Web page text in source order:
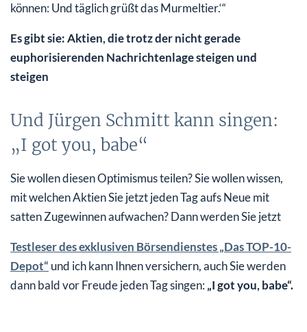
können: Und täglich grüßt das Murmeltier.‘“
Es gibt sie: Aktien, die trotz der nicht gerade
euphorisierenden Nachrichtenlage steigen und
steigen
Und Jürgen Schmitt kann singen:
„I got you, babe“
Sie wollen diesen Optimismus teilen? Sie wollen wissen,
mit welchen Aktien Sie jetzt jeden Tag aufs Neue mit
satten Zugewinnen aufwachen? Dann werden Sie jetzt
Testleser des exklusiven Börsendienstes „Das TOP-10-
Depot“ und ich kann Ihnen versichern, auch Sie werden
dann bald vor Freude jeden Tag singen: „I got you, babe“.